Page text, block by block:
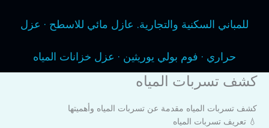
للمباني السكنية والتجارية. عازل مائي للاسطح · عزل
حراري · فوم بولي يوريثين · عزل خزانات المياه
كشف تسربات المياه
كشف تسربات المياه مقدمة عن تسربات المياه وأهميتها
💧 تعريف تسربات المياه